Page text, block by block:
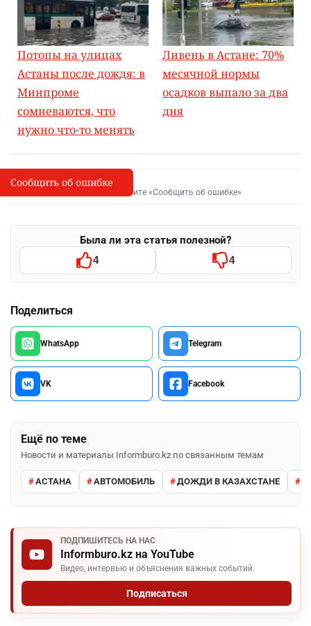
Потопы на улицах
Астаны после дождя: в
Минпроме
сомневаются, что
нужно что-то менять
Ливень в Астане: 70%
месячной нормы
осадков выпало за два
дня
I
Сообщить об опечатке
Выделите фрагмент и нажмите «Сообщить об ошибке»
Была ли эта статья полезной?
4 4
Поделиться
WhatsApp Telegram
VK Facebook
Ещё по теме
Новости и материалы Informburo.kz по связанным темам
АСТАНА АВТОМОБИЛЬ ДОЖДИ В КАЗАХСТАНЕ
ПОДПИШИТЕСЬ НА НАС
Informburo.kz на YouTube
Видео, интервью и объяснения важных событий.
Подписаться
Сообщить об ошибке